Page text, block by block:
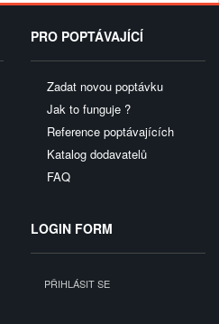
PRO POPTÁVAJÍCÍ
Zadat novou poptávku
Jak to funguje ?
Reference poptávajících
Katalog dodavatelů
FAQ
LOGIN FORM
PŘIHLÁSIT SE